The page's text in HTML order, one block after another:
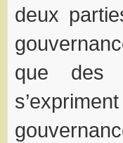
deux
que des